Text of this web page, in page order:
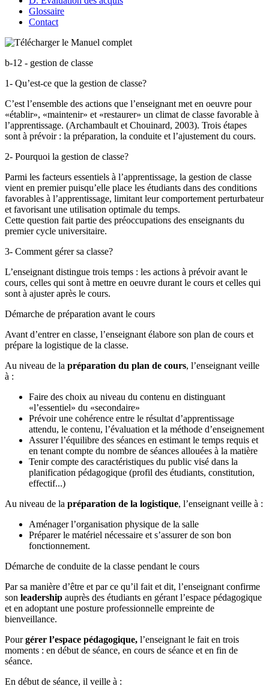
Glossaire
Contact
b-12 - gestion de classe
1- Qu’est-ce que la gestion de classe?
C’est l’ensemble des actions que l’enseignant met en oeuvre pour
«établir», «maintenir» et «restaurer» un climat de classe favorable à
l’apprentissage. (Archambault et Chouinard, 2003). Trois étapes
sont à prévoir : la préparation, la conduite et l’ajustement du cours.
2- Pourquoi la gestion de classe?
Parmi les facteurs essentiels à l’apprentissage, la gestion de classe
vient en premier puisqu’elle place les étudiants dans des conditions
favorables à l’apprentissage, limitant leur comportement perturbateur
et favorisant une utilisation optimale du temps.
Cette question fait partie des préoccupations des enseignants du
premier cycle universitaire.
3- Comment gérer sa classe?
L’enseignant distingue trois temps : les actions à prévoir avant le
cours, celles qui sont à mettre en oeuvre durant le cours et celles qui
sont à ajuster après le cours.
Démarche de préparation avant le cours
Avant d’entrer en classe, l’enseignant élabore son plan de cours et
prépare la logistique de la classe.
Au niveau de la préparation du plan de cours, l’enseignant veille
à :
Faire des choix au niveau du contenu en distinguant
«l’essentiel» du «secondaire»
Prévoir une cohérence entre le résultat d’apprentissage
attendu, le contenu, l’évaluation et la méthode d’enseignement
Assurer l’équilibre des séances en estimant le temps requis et
en tenant compte du nombre de séances allouées à la matière
Tenir compte des caractéristiques du public visé dans la
planification pédagogique (profil des étudiants, constitution,
effectif...)
Au niveau de la préparation de la logistique, l’enseignant veille à :
Aménager l’organisation physique de la salle
Préparer le matériel nécessaire et s’assurer de son bon
fonctionnement.
Démarche de conduite de la classe pendant le cours
Par sa manière d’être et par ce qu’il fait et dit, l’enseignant confirme
son leadership auprès des étudiants en gérant l’espace pédagogique
et en adoptant une posture professionnelle empreinte de
bienveillance.
Pourgérer l’espace pédagogique, l’enseignant le fait en trois
moments : en début de séance, en cours de séance et en fin de
séance.
En début de séance, il veille à :